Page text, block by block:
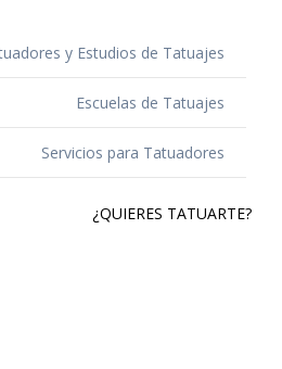
y Estudios de Tatuajes
Escuelas de Tatuajes
Servicios para Tatuadores
¿QUIERES TATUARTE?